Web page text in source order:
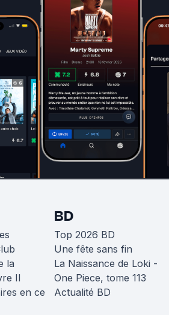
la
II
en ce
BD
Top 2026 BD
Une fête sans fin
La Naissance de Loki -
One Piece, tome 113
Actualité BD